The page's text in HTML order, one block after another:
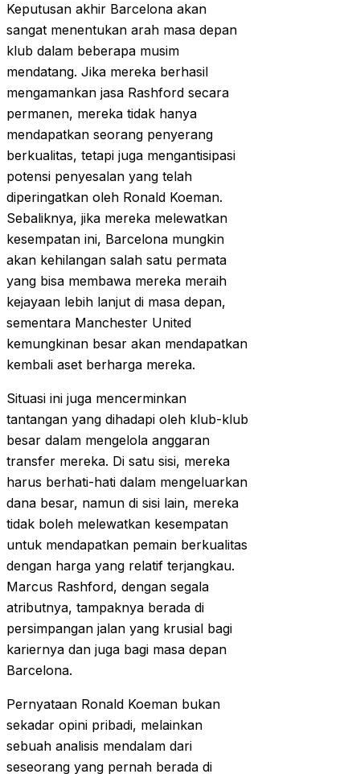
Keputusan akhir Barcelona akan
sangat menentukan arah masa depan
klub dalam beberapa musim
mendatang. Jika mereka berhasil
mengamankan jasa Rashford secara
permanen, mereka tidak hanya
mendapatkan seorang penyerang
berkualitas, tetapi juga mengantisipasi
potensi penyesalan yang telah
diperingatkan oleh Ronald Koeman.
Sebaliknya, jika mereka melewatkan
kesempatan ini, Barcelona mungkin
akan kehilangan salah satu permata
yang bisa membawa mereka meraih
kejayaan lebih lanjut di masa depan,
sementara Manchester United
kemungkinan besar akan mendapatkan
kembali aset berharga mereka.
Situasi ini juga mencerminkan
tantangan yang dihadapi oleh klub-klub
besar dalam mengelola anggaran
transfer mereka. Di satu sisi, mereka
harus berhati-hati dalam mengeluarkan
dana besar, namun di sisi lain, mereka
tidak boleh melewatkan kesempatan
untuk mendapatkan pemain berkualitas
dengan harga yang relatif terjangkau.
Marcus Rashford, dengan segala
atributnya, tampaknya berada di
persimpangan jalan yang krusial bagi
kariernya dan juga bagi masa depan
Barcelona.
Pernyataan Ronald Koeman bukan
sekadar opini pribadi, melainkan
sebuah analisis mendalam dari
seseorang yang pernah berada di